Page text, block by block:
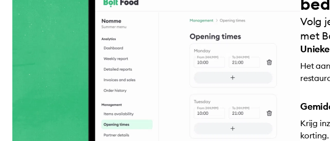
Volg
met
Het
Krijg
korting.